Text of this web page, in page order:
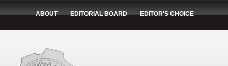
ABOUT EDITORIAL BOARD EDITOR'S CHOICE